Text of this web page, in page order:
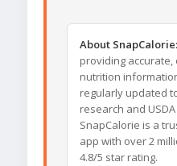
About SnapCalorie:
providing
nutrition
regularly updated
research and
SnapCalorie is a
app with over 2
4.8/5 star rating.